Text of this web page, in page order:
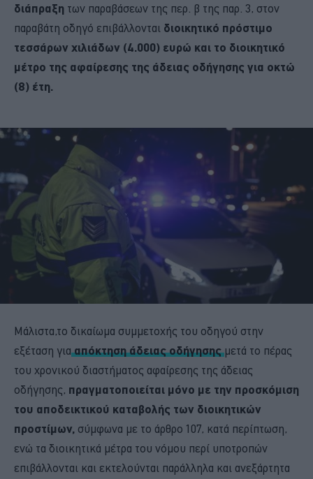
διάπραξη των παραβάσεων της περ. β της παρ. 3, στον
παραβάτη οδηγό επιβάλλονται διοικητικό πρόστιμο
τεσσάρων χιλιάδων (4.000) ευρώ και το διοικητικό
μέτρο της αφαίρεσης της άδειας οδήγησης για οκτώ
(8) έτη.
Μάλιστα,το δικαίωμα συμμετοχής του οδηγού στην
εξέταση γιααπόκτηση άδειας οδήγησηςμετά το πέρας
του χρονικού διαστήματος αφαίρεσης της άδειας
οδήγησης, πραγματοποιείται μόνο με την προσκόμιση
του αποδεικτικού καταβολής των διοικητικών
προστίμων, σύμφωνα με το άρθρο 107, κατά περίπτωση,
ενώ τα διοικητικά μέτρα του νόμου περί υποτροπών
επιβάλλονται και εκτελούνται παράλληλα και ανεξάρτητα